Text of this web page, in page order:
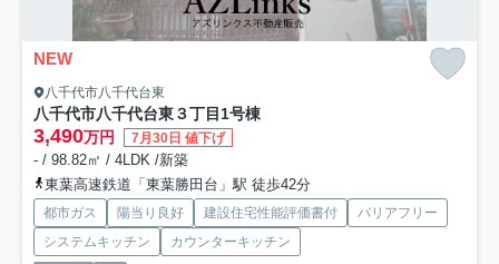
NEW
八千代市八千代台東
八千代市八千代台東３丁目1号棟
3,490万円 7月30日 値下げ
- / 98.82㎡ / 4LDK /新築
東葉高速鉄道「東葉勝田台」駅 徒歩42分
都市ガス 陽当り良好 建設住宅性能評価書付
バリアフリー
システムキッチン
カウンターキッチン